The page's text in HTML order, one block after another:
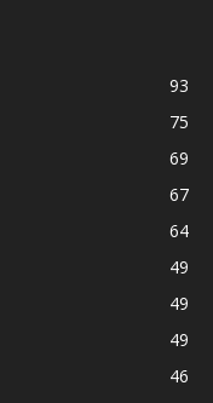
93
75
69
67
64
49
49
49
46